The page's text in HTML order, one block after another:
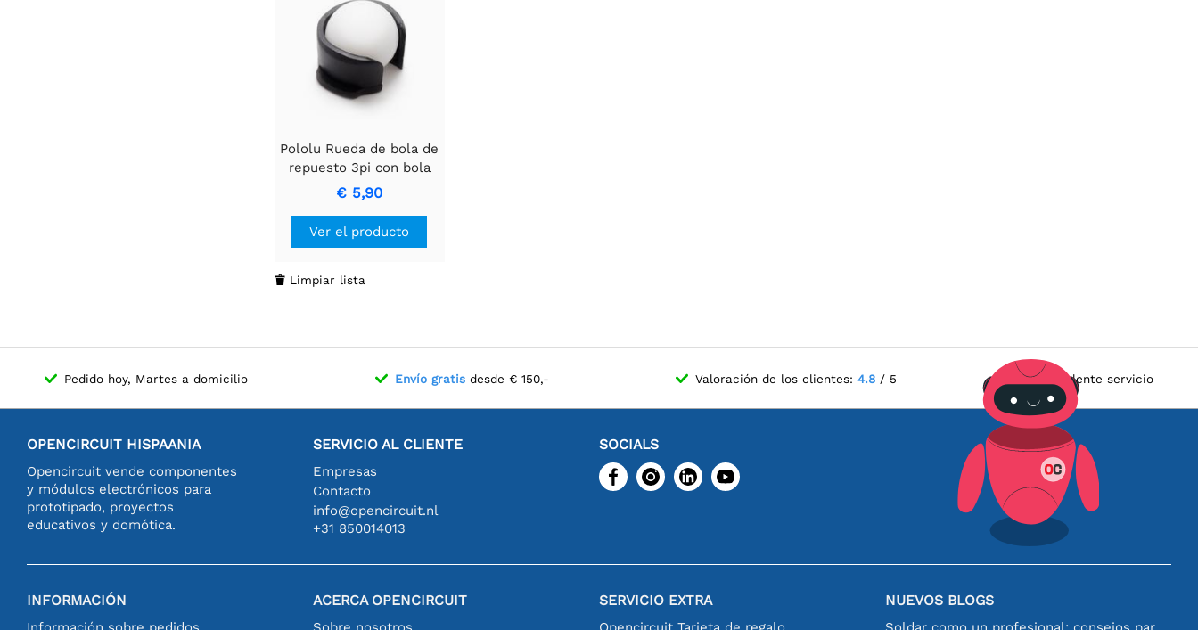
Pololu Rueda de bola de
repuesto 3pi con bola
de plástico de 1/2 ″
€ 5,90
Ver el producto
 Limpiar lista
Pedido hoy, Martes a domicilio Envío gratisdesde € 150,- Valoración de los clientes:4.8 / 5 Excelente servicio
OPENCIRCUIT HISPAANIA
Opencircuit vende componentes
y módulos electrónicos para
prototipado, proyectos
educativos y domótica.
SERVICIO AL CLIENTE
Empresas
Contacto
info@opencircuit.nl
+31 850014013
SOCIALS
INFORMACIÓN ACERCA OPENCIRCUIT SERVICIO EXTRA NUEVOS BLOGS